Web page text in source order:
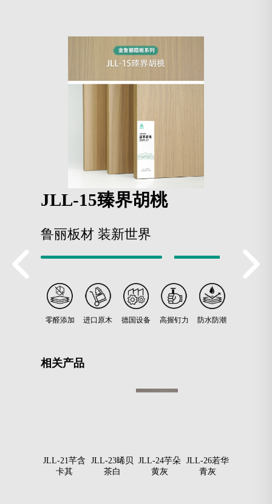
JLL-15臻界胡桃
鲁丽板材 装新世界
零醛添加 进口原木 德国设备 高握钉力 防水防潮
相关产品
JLL-21芊含
卡其
JLL-23晞贝
茶白
JLL-24芋朵
黄灰
JLL-26若华
青灰